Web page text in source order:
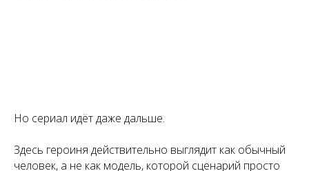
Но сериал идёт даже дальше.
Здесь героиня действительно выглядит как обычный
человек, а не как модель, которой сценарий просто